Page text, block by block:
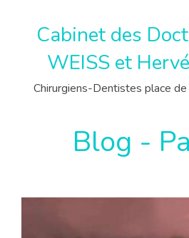
Cabinet des
WEISS et
Chirurgiens-Dentistes place
Blog -